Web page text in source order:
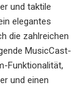
und taktile
elegantes
die zahlreichen
MusicCast-
Funktionalität,
und einen